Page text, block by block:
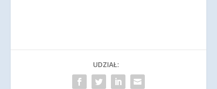
UDZIAŁ: